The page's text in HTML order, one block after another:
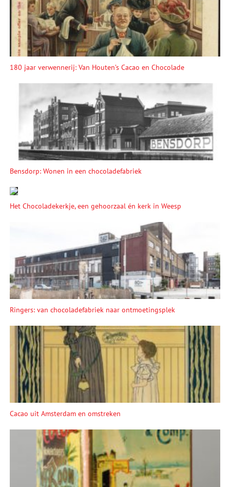
180 jaar verwennerij: Van Houten’s Cacao en Chocolade
Bensdorp: Wonen in een chocoladefabriek
Het Chocoladekerkje, een gehoorzaal én kerk in Weesp
Ringers: van chocoladefabriek naar ontmoetingsplek
Cacao uit Amsterdam en omstreken